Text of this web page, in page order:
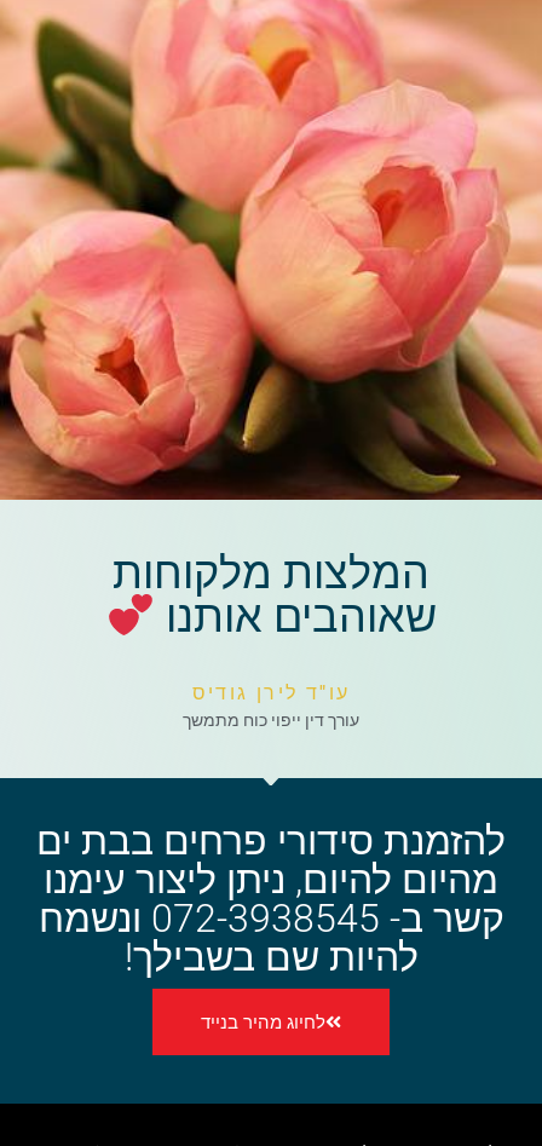
המלצות מלקוחות
שאוהבים אותנו
עו"ד לירן גודיס
עורך דין ייפוי כוח מתמשך
להזמנת סידורי פרחים בבת ים
מהיום להיום, ניתן ליצור עימנו
קשר ב- 072-3938545 ונשמח
להיות שם בשבילך!
לחיוג מהיר בנייד